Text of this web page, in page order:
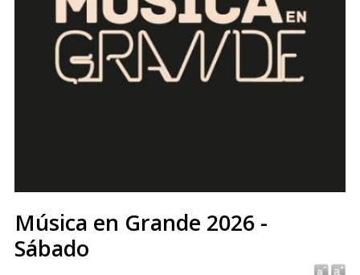
Música en Grande 2026 -
Sábado